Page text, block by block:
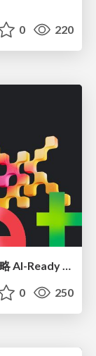
0 220
0 250